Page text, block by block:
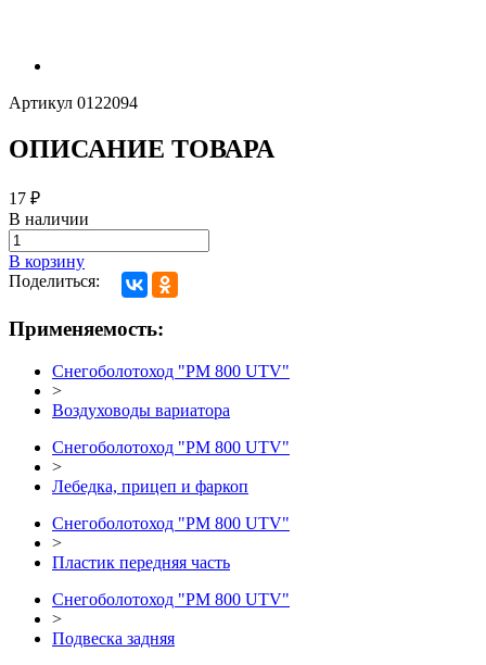
Артикул 0122094
ОПИСАНИЕ ТОВАРА
17 ₽
В наличии
В корзину
Поделиться:
Применяемость:
Снегоболотоход "РМ 800 UTV"
>
Воздуховоды вариатора
Снегоболотоход "РМ 800 UTV"
>
Лебедка, прицеп и фаркоп
Снегоболотоход "РМ 800 UTV"
>
Пластик передняя часть
Снегоболотоход "РМ 800 UTV"
>
Подвеска задняя